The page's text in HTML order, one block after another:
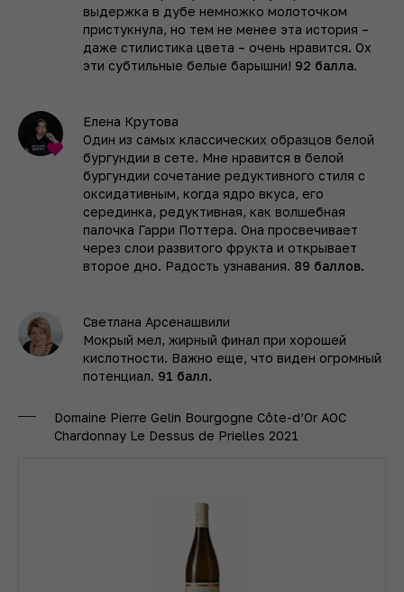
выдержка в дубе немножко молоточком
пристукнула, но тем не менее эта история –
даже стилистика цвета – очень нравится. Ох
эти субтильные белые барышни! 92 балла.
Елена Крутова
Один из самых классических образцов белой
бургундии в сете. Мне нравится в белой
бургундии сочетание редуктивного стиля с
оксидативным, когда ядро вкуса, его
серединка, редуктивная, как волшебная
палочка Гарри Поттера. Она просвечивает
через слои развитого фрукта и открывает
второе дно. Радость узнавания. 89 баллов.
Светлана Арсенашвили
Мокрый мел, жирный финал при хорошей
кислотности. Важно еще, что виден огромный
потенциал. 91 балл.
Domaine Pierre Gelin Bourgogne Côte-d’Or AOC
Chardonnay Le Dessus de Prielles 2021